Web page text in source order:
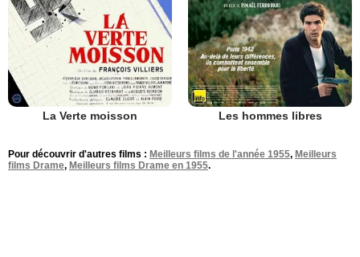
La Verte moisson Les hommes libres
Pour découvrir d'autres films : Meilleurs films de l'année 1955, Meilleurs
films Drame, Meilleurs films Drame en 1955.